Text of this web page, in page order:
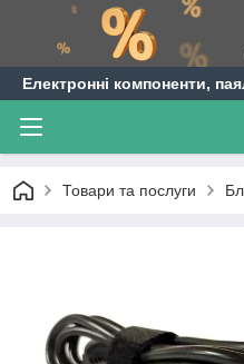
Електронні компоненти,
Товари та послуги